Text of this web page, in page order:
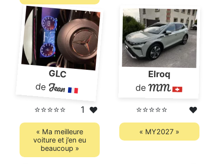
GLC
de Jean
⭐⭐⭐⭐⭐ 1 ❤️
« Ma meilleure
voiture et j’en eu
beaucoup »
Elroq
deMM
⭐⭐⭐⭐⭐ ❤️
« MY2027 »